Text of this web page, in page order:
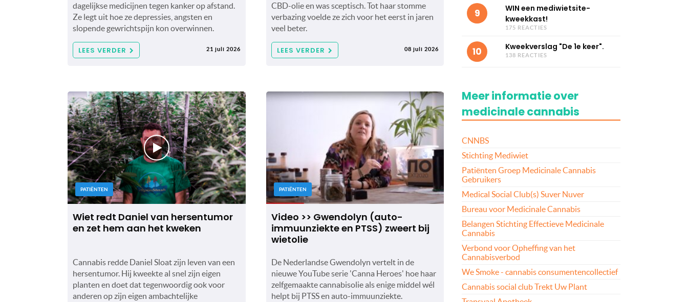
dagelijkse medicijnen tegen kanker op afstand.
Ze legt uit hoe ze depressies, angsten en
slopende gewrichtspijn kon overwinnen.
LEES VERDER 21 juli 2026
CBD-olie en was sceptisch. Tot haar stomme
verbazing voelde ze zich voor het eerst in jaren
veel beter.
LEES VERDER 08 juli 2026
PATIËNTEN
Wiet redt Daniel van hersentumor
en zet hem aan het kweken
Cannabis redde Daniel Sloat zijn leven van een
hersentumor. Hij kweekte al snel zijn eigen
planten en doet dat tegenwoordig ook voor
anderen op zijn eigen ambachtelijke
PATIËNTEN
Video >> Gwendolyn (auto-
immuunziekte en PTSS) zweert bij
wietolie
De Nederlandse Gwendolyn vertelt in de
nieuwe YouTube serie 'Canna Heroes' hoe haar
zelfgemaakte cannabisolie als enige middel wél
helpt bij PTSS en auto-immuunziekte.
9
WIN een mediwietsite-
kweekkast!
175 REACTIES
10 Kweekverslag "De 1e keer".
138 REACTIES
Meer informatie over
medicinale cannabis
CNNBS
Stichting Mediwiet
Patiënten Groep Medicinale Cannabis
Gebruikers
Medical Social Club(s) Suver Nuver
Bureau voor Medicinale Cannabis
Belangen Stichting Effectieve Medicinale
Cannabis
Verbond voor Opheffing van het
Cannabisverbod
We Smoke - cannabis consumentencollectief
Cannabis social club Trekt Uw Plant